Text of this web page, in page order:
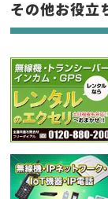
フリーワ
その他お役立